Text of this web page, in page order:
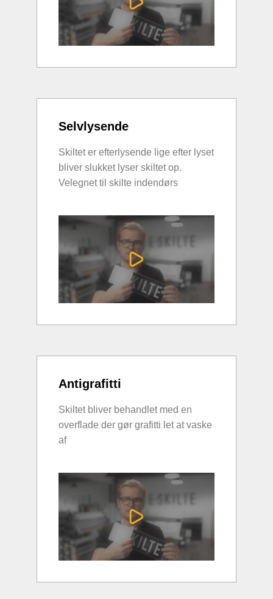
Selvlysende
Skiltet er efterlysende lige efter lyset
bliver slukket lyser skiltet op.
Velegnet til skilte indendørs
Antigrafitti
Skiltet bliver behandlet med en
overflade der gør grafitti let at vaske
af